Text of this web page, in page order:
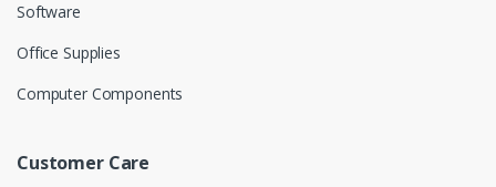
Software
Office Supplies
Computer Components
Customer Care